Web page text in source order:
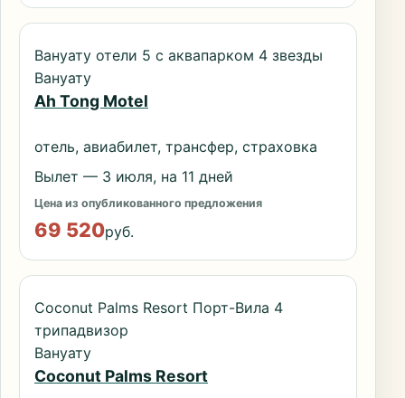
Вануату отели 5 с аквапарком 4 звезды
Вануату
Ah Tong Motel
отель, авиабилет, трансфер, страховка
Вылет — 3 июля, на 11 дней
Цена из опубликованного предложения
69 520руб.
Coconut Palms Resort Порт-Вила 4
трипадвизор
Вануату
Coconut Palms Resort